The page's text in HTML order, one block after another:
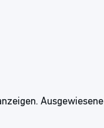
Ausgewiesene